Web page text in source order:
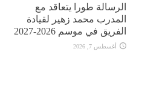
الرسالة طورا يتعاقد مع
المدرب محمد زهير لقيادة
الفريق في موسم 2026-2027
أغسطس 7, 2026